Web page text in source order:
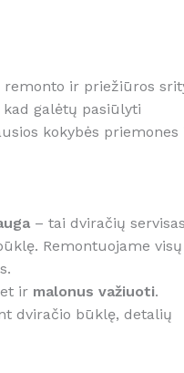
ir priežiūros
galėtų pasiūlyti
kokybės priemones
– tai dviračių servisas
Remontuojame
ir malonus važiuoti.
dviračio būklę, detalių